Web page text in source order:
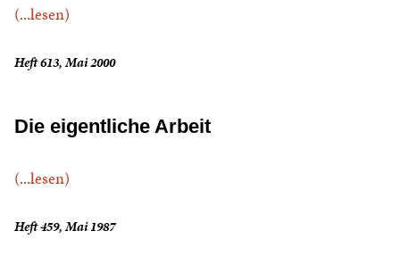
(...lesen)
Heft 613, Mai 2000
Die eigentliche Arbeit
(...lesen)
Heft 459, Mai 1987